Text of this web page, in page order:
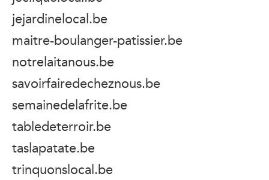
jejardinelocal.be
maitre-boulanger-patissier.be
notrelaitanous.be
savoirfairedecheznous.be
semainedelafrite.be
tabledeterroir.be
taslapatate.be
trinquonslocal.be